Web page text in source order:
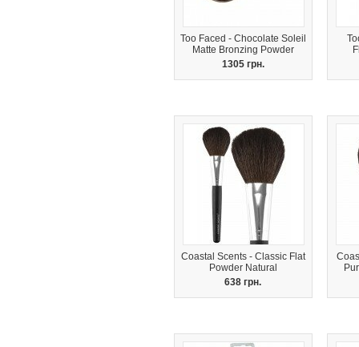
Too Faced - Chocolate Soleil
Matte Bronzing Powder
1305 грн.
Coastal Scents - Classic Flat
Powder Natural
638 грн.